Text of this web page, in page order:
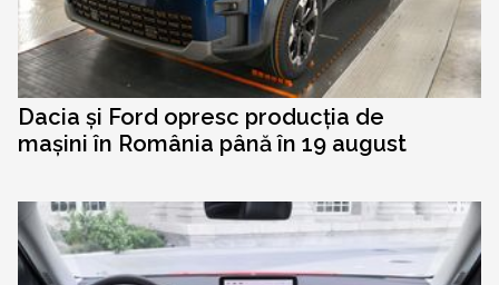
Dacia și Ford opresc producția de
mașini în România până în 19 august